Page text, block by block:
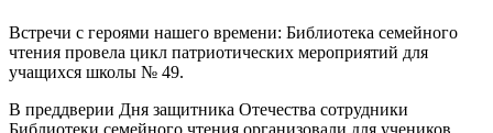
Встречи с героями нашего времени: Библиотека семейного
чтения провела цикл патриотических мероприятий для
учащихся школы № 49.
В преддверии Дня защитника Отечества сотрудники